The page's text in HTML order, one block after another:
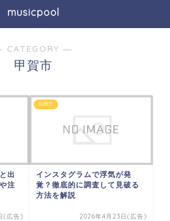
musicpool
CATEGORY ―
甲賀市
出
注
(広告)
秋田市
インスタグラムで浮気が発
覚？徹底的に調査して見破る
方法を解説
2026年4月23日(広告)